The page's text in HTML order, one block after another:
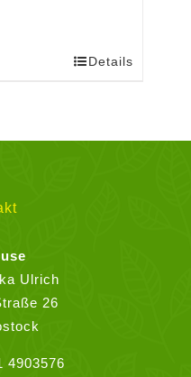
Details
Ulrich
26
4903576